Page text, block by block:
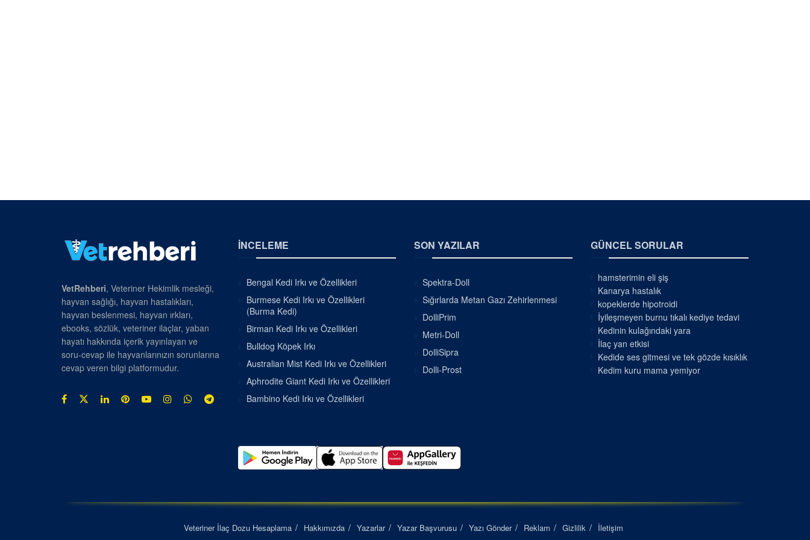
VetRehberi, Veteriner Hekimlik mesleği,
hayvan sağlığı, hayvan hastalıkları,
hayvan beslenmesi, hayvan ırkları,
ebooks, sözlük, veteriner ilaçlar, yaban
hayatı hakkında içerik yayınlayan ve
soru-cevap ile hayvanlarınızın sorunlarına
cevap veren bilgi platformudur.
İNCELEME
Bengal Kedi Irkı ve Özellikleri
Burmese Kedi Irkı ve Özellikleri
(Burma Kedi)
Birman Kedi Irkı ve Özellikleri
Bulldog Köpek Irkı
Australian Mist Kedi Irkı ve Özellikleri
Aphrodite Giant Kedi Irkı ve Özellikleri
Bambino Kedi Irkı ve Özellikleri
SON YAZILAR
Spektra-Doll
Sığırlarda Metan Gazı Zehirlenmesi
DolliPrim
Metri-Doll
DolliSipra
Dolli-Prost
GÜNCEL SORULAR
hamsterimin eli şiş
Kanarya hastalık
kopeklerde hipotroidi
İyileşmeyen burnu tıkalı kediye tedavi
Kedinin kulağındaki yara
İlaç yan etkisi
Kedide ses gitmesi ve tek gözde kısıklık
Kedim kuru mama yemiyor
Veteriner İlaç Dozu Hesaplama Hakkımızda Yazarlar Yazar Başvurusu Yazı Gönder Reklam Gizlilik İletişim